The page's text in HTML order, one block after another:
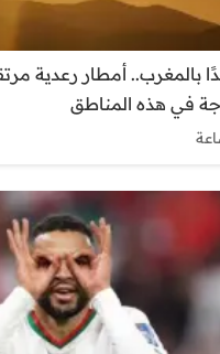
بالمغرب.. أمطار رعدية